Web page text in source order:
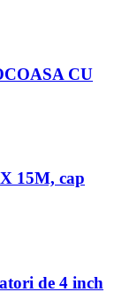
CU
15M, cap
de 4 inch